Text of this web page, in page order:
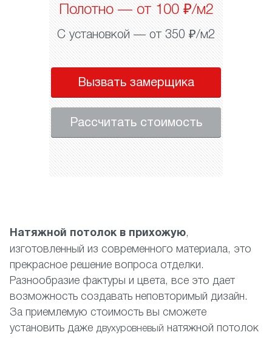
Полотно — от 100 ₽/м2
С установкой — от 350 ₽/м2
Вызвать замерщика
Рассчитать стоимость
Натяжной потолок в прихожую,
изготовленный из современного материала, это
прекрасное решение вопроса отделки.
Разнообразие фактуры и цвета, все это дает
возможность создавать неповторимый дизайн.
За приемлемую стоимость вы сможете
установить даже двухуровневый натяжной потолок